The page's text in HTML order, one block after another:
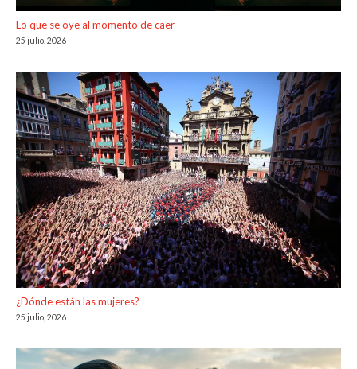
Lo que se oye al momento de caer
25 julio, 2026
¿Dónde están las mujeres?
25 julio, 2026